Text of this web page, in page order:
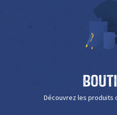
Découvrez les produits